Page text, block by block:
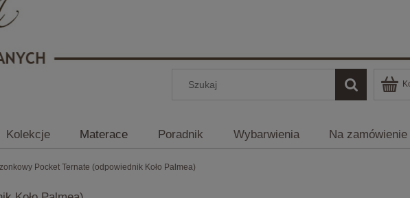
Kolekcje Materace Poradnik Wybarwienia Na zamówienie
Pocket Ternate (odpowiednik Koło Palmea)